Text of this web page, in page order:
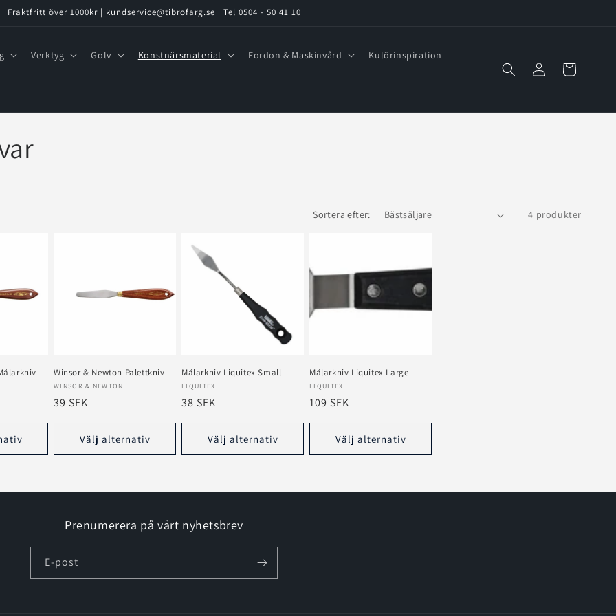
Fraktfritt över 1000kr | kundservice@tibrofarg.se | Tel 0504 - 50 41 10
Verktyg Golv Konstnärsmaterial Fordon & Maskinvård Kulörinspiration
Logga
in
Varukorg
Sortera efter: 4 produkter
Winsor & Newton Palettkniv
Säljare:
WINSOR & NEWTON
Ordinarie
39 SEK
Välj alternativ
Målarkniv Liquitex Small
Säljare:
LIQUITEX
Ordinarie
38 SEK
Välj alternativ
Målarkniv Liquitex Large
Säljare:
LIQUITEX
Ordinarie
109 SEK
Välj alternativ
Prenumerera på vårt nyhetsbrev
E-post